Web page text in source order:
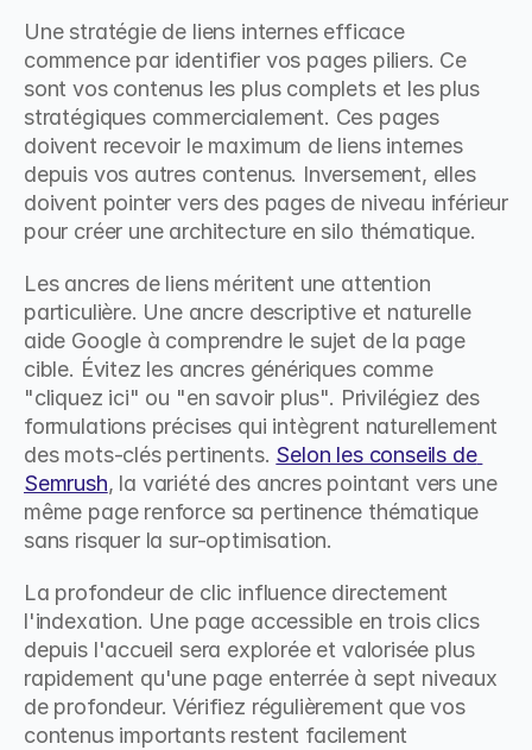
Une stratégie de liens internes efficace
commence par identifier vos pages piliers. Ce
sont vos contenus les plus complets et les plus
stratégiques commercialement. Ces pages
doivent recevoir le maximum de liens internes
depuis vos autres contenus. Inversement, elles
doivent pointer vers des pages de niveau inférieur
pour créer une architecture en silo thématique.
Les ancres de liens méritent une attention
particulière. Une ancre descriptive et naturelle
aide Google à comprendre le sujet de la page
cible. Évitez les ancres génériques comme
"cliquez ici" ou "en savoir plus". Privilégiez des
formulations précises qui intègrent naturellement
des mots-clés pertinents. Selon les conseils de
Semrush, la variété des ancres pointant vers une
même page renforce sa pertinence thématique
sans risquer la sur-optimisation.
La profondeur de clic influence directement
l'indexation. Une page accessible en trois clics
depuis l'accueil sera explorée et valorisée plus
rapidement qu'une page enterrée à sept niveaux
de profondeur. Vérifiez régulièrement que vos
contenus importants restent facilement